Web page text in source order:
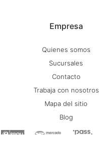
Empresa
Quienes somos
Sucursales
Contacto
Trabaja con nosotros
Mapa del sitio
Blog